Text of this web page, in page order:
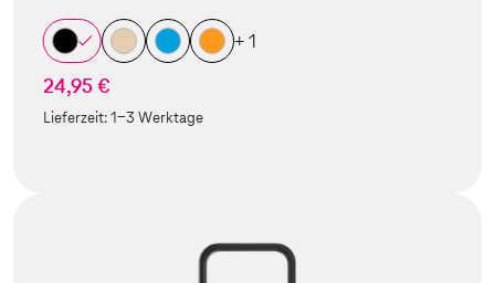
+ 1
24,95 €
Lieferzeit:1-3 Werktage